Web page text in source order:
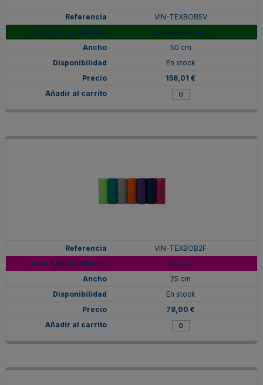
VIN-TEXBOB5V
Verde Esmeralda
50 cm
En stock
156,01 €
VIN-TEXBOB2F
Fucsia
25 cm
En stock
78,00 €